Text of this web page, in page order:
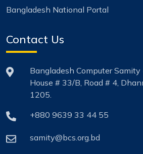
Bangladesh National Portal
Contact Us
Bangladesh Computer Samity
House # 33/B, Road # 4,
1205.
+880 9639 33 44 55
samity@bcs.org.bd